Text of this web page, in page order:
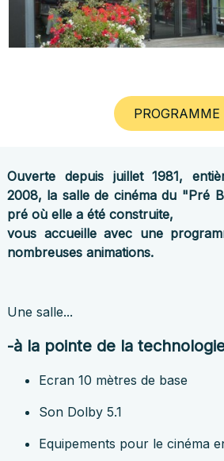
PROGRAMME
Ouverte depuis juillet 1981,
2008, la salle de cinéma du "Pré
pré où elle a été construite,
vous accueille avec une
nombreuses animations.
Une salle...
-à la pointe de la
Ecran 10 mètres de base
Son Dolby 5.1
Equipements pour le cinéma